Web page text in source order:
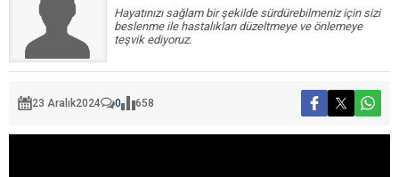
Hayatınızı sağlam bir şekilde sürdürebilmeniz için sizi
beslenme ile hastalıkları düzeltmeye ve önlemeye
teşvik ediyoruz.
23 Aralık2024 0 658